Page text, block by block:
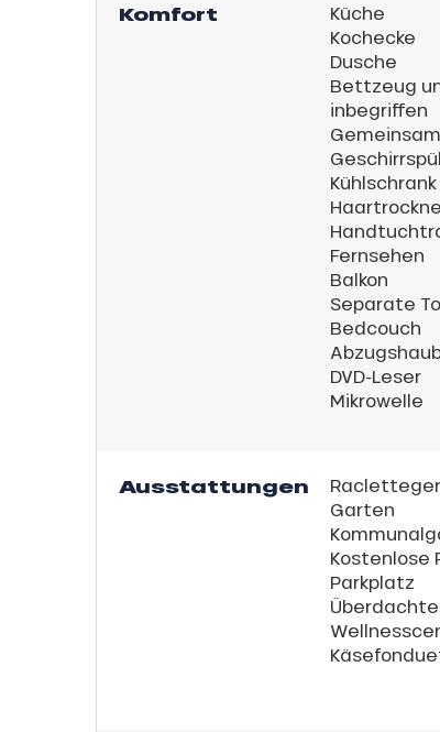
Komfort
Küche
Kochecke
Dusche
Bettzeug
inbegriffen
Kühlschrank
Fernsehen
Balkon
Separate
Bedcouch
DVD-Leser
Mikrowelle
Ausstattungen
Garten
Kostenlose
Parkplatz